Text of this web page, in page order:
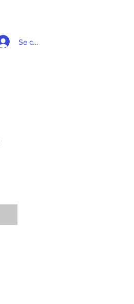
Se connecter